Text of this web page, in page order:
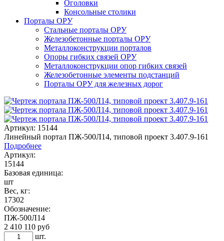
Оголовки
Консольные столики
Порталы ОРУ
Стальные порталы ОРУ
Железобетонные порталы ОРУ
Металлоконструкции порталов
Опоры гибких связей ОРУ
Металлоконструкции опор гибких связей
Железобетонные элементы подстанций
Порталы ОРУ для железных дорог
Артикул: 15144
Линейный портал ПЖ-500Л14, типовой проект 3.407.9-161
Подробнее
Артикул:
15144
Базовая единица:
шт
Вес, кг:
17302
Обозначение:
ПЖ-500Л14
2 410 110 руб
шт.